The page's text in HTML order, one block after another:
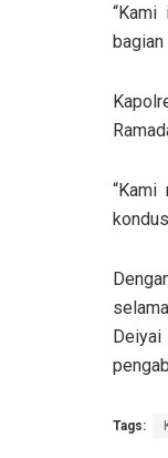
“Kami
bagian
“Kami
Deiyai
Tags: